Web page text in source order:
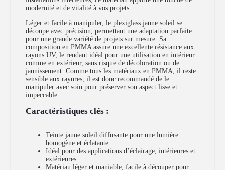
modernité et de vitalité à vos projets.
Léger et facile à manipuler, le plexiglass jaune soleil se
découpe avec précision, permettant une adaptation parfaite
pour une grande variété de projets sur mesure. Sa
composition en PMMA assure une excellente résistance aux
rayons UV, le rendant idéal pour une utilisation en intérieur
comme en extérieur, sans risque de décoloration ou de
jaunissement. Comme tous les matériaux en PMMA, il reste
sensible aux rayures, il est donc recommandé de le
manipuler avec soin pour préserver son aspect lisse et
impeccable.
Caractéristiques clés :
Teinte jaune soleil diffusante pour une lumière
homogène et éclatante
Idéal pour des applications d’éclairage, intérieures et
extérieures
Matériau léger et maniable, facile à découper pour